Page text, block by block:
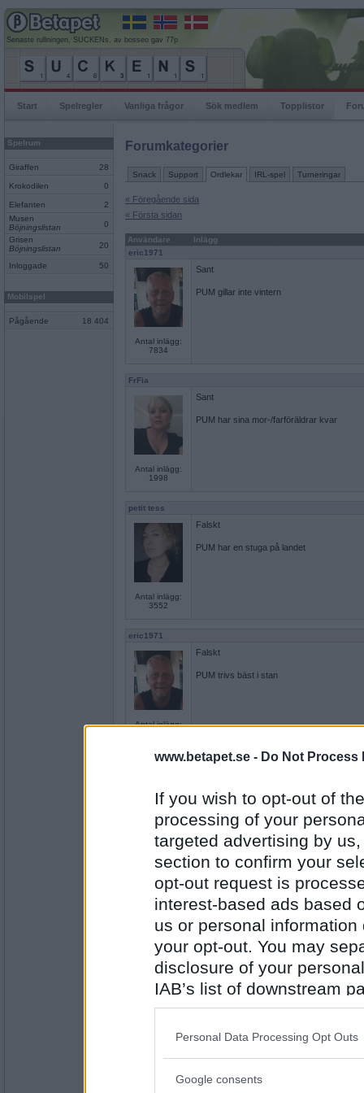
www.betapet.se - Do Not Process
If you wish to opt-out of
processing of your
targeted advertising by
section to confirm your
opt-out request is
interest-based ads based
us or personal
your opt-out. You may
disclosure of your
IAB’s list of downstream
also be disclosed by us
Downstream Participants
Please note that this
Personal Data Processing Opt Outs
Google consents
Senaste rullningen, SUCKENs, av bosseo gav 77p
Start Spelregler Vanliga frågor Sök medlem Topplistor
Spelrum
Giraffen 28
Krokodilen 0
Elefanten
2
Musen
Böjningslistan
0
Grisen
Böjningslistan
20
Inloggade 50
Mobilspel
Pågående 18 404
Forumkategorier
Snack Support Ordlekar IRL-spel Turneringar
« Föregående sida
« Första sidan
Användare
Inlägg
eric1971
Antal inlägg:
7834
Sant
PUM gillar inte vintern
FrFia
Antal inlägg:
1998
Sant
PUM har sina mor-/farföräldrar kvar
petit tess
Antal inlägg:
3552
Falskt
PUM har en stuga på landet
eric1971
Antal inlägg:
Falskt
PUM trivs bäst i stan
Antal inlägg:
1998
PUM har bra självförtroende
en dum en
Antal inlägg:
13194
Falskt
PUM är morgontrött